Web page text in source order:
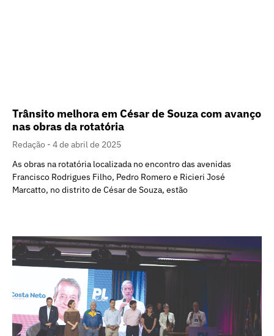
Trânsito melhora em César de Souza com avanço
nas obras da rotatória
Redação
4 de abril de 2025
As obras na rotatória localizada no encontro das avenidas
Francisco Rodrigues Filho, Pedro Romero e Ricieri José
Marcatto, no distrito de César de Souza, estão